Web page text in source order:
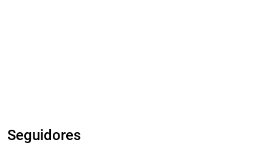
Seguidores